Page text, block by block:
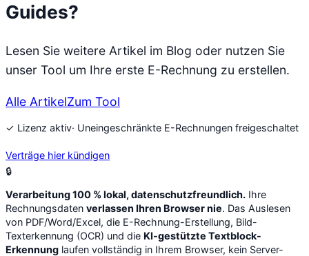
Guides?
Lesen Sie weitere Artikel im Blog oder nutzen Sie
unser Tool um Ihre erste E-Rechnung zu erstellen.
Alle ArtikelZum Tool
✓ Lizenz aktiv· Uneingeschränkte E-Rechnungen freigeschaltet
Verträge hier kündigen
🔒
Verarbeitung 100 % lokal, datenschutzfreundlich. Ihre
Rechnungsdaten verlassen Ihren Browser nie. Das Auslesen
von PDF/Word/Excel, die E-Rechnung-Erstellung, Bild-
Texterkennung (OCR) und die KI-gestützte Textblock-
Erkennung laufen vollständig in Ihrem Browser, kein Server-